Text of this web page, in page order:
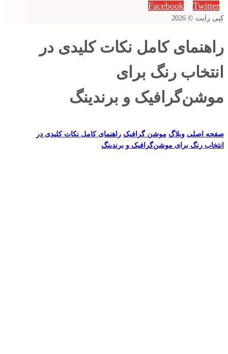
Facebook Twitter
کپی رایت © 2026
راهنمای کامل نکات کلیدی در
انتخاب رنگ برای
موشن‌گرافیک و برندینگ
صفحه اصلی وبلاگ موشن گرافیک راهنمای کامل نکات کلیدی در
انتخاب رنگ برای موشن‌گرافیک و برندینگ